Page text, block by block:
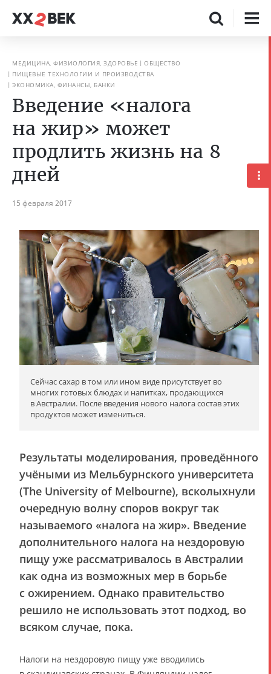
МЕДИЦИНА, ФИЗИОЛОГИЯ, ЗДОРОВЬЕ
ОБЩЕСТВО
ПИЩЕВЫЕ ТЕХНОЛОГИИ И ПРОИЗВОДСТВА
ЭКОНОМИКА, ФИНАНСЫ, БАНКИ
Введение «налога
на жир» может
продлить жизнь на 8
дней
15 февраля 2017
Сейчас сахар в том или ином виде присутствует во
многих готовых блюдах и напитках, продающихся
в Австралии. После введения нового налога состав этих
продуктов может измениться.
Результаты моделирования, проведённого
учёными из Мельбурнского университета
(The University of Melbourne), всколыхнули
очередную волну споров вокруг так
называемого «налога на жир». Введение
дополнительного налога на нездоровую
пищу уже рассматривалось в Австралии
как одна из возможных мер в борьбе
с ожирением. Однако правительство
решило не использовать этот подход, во
всяком случае, пока.
Налоги на нездоровую пищу уже вводились